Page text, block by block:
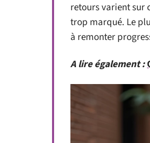
retours varient sur
trop marqué. Le
à remonter
A lire également :